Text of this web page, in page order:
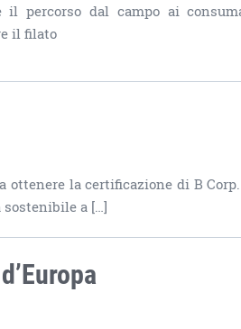
percorso dal campo ai
il filato
ottenere la certificazione di B
a […]